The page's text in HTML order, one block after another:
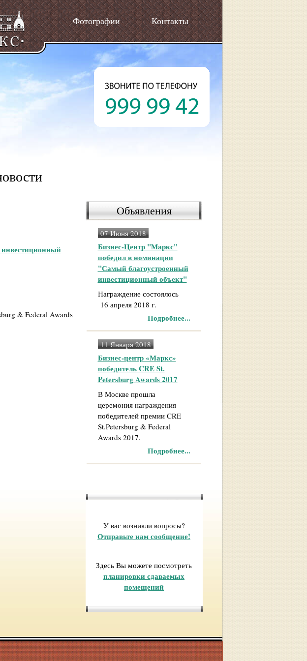
Фотографии Контакты
& Federal Awards
Объявления
07 Июня 2018
Бизнес-Центр "Маркс"
победил в номинации
"Самый благоустроенный
инвестиционный объект"
Награждение состоялось
16 апреля 2018 г.
Подробнее...
11 Января 2018
Бизнес-центр «Маркс»
победитель CRE St.
Petersburg Awards 2017
В Москве прошла
церемония награждения
победителей премии CRE
St.Petersburg & Federal
Awards 2017.
Подробнее...
У вас возникли вопросы?
Отправьте нам сообщение!
Здесь Вы можете посмотреть
планировки сдаваемых
помещений